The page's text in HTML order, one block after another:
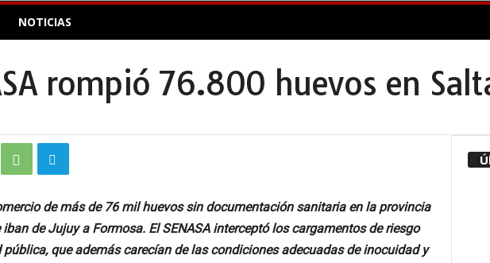
NOTICIAS
rompió 76.800 huevos en
de más de 76 mil huevos sin documentación sanitaria en la provincia
iban de Jujuy a Formosa. El SENASA interceptó los cargamentos de riesgo
que además carecían de las condiciones adecuadas de inocuidad y